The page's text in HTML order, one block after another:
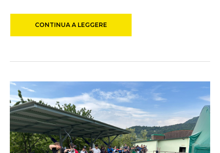
CONTINUA A LEGGERE